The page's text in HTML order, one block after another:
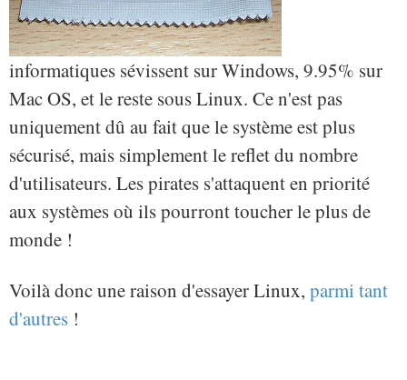
informatiques sévissent sur Windows, 9.95% sur
Mac OS, et le reste sous Linux. Ce n'est pas
uniquement dû au fait que le système est plus
sécurisé, mais simplement le reflet du nombre
d'utilisateurs. Les pirates s'attaquent en priorité
aux systèmes où ils pourront toucher le plus de
monde !
Voilà donc une raison d'essayer Linux, parmi tant
d'autres !